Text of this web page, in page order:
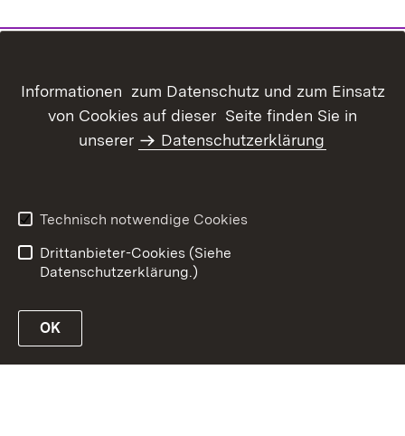
Benutzungshinweise
Informationen zum Datenschutz und zum Einsatz
von Cookies auf dieser Seite finden Sie in
unserer
Datenschutzerklärung
Technisch notwendige Cookies
Drittanbieter-Cookies (Siehe
Datenschutzerklärung.)
OK